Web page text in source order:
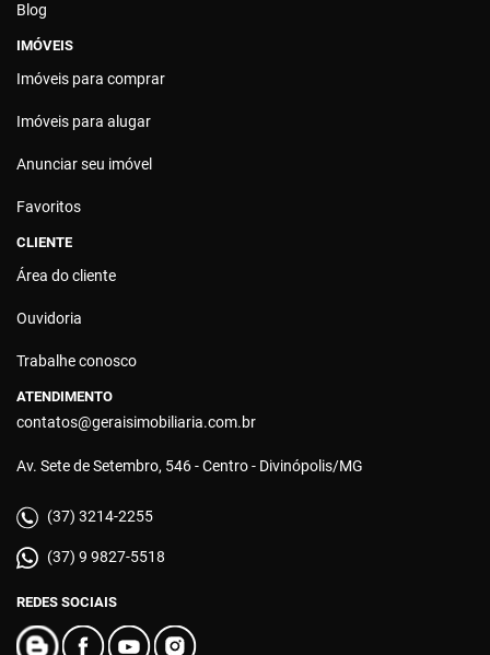
Blog
IMÓVEIS
Imóveis para comprar
Imóveis para alugar
Anunciar seu imóvel
Favoritos
CLIENTE
Área do cliente
Ouvidoria
Trabalhe conosco
ATENDIMENTO
contatos@geraisimobiliaria.com.br
Av. Sete de Setembro, 546 - Centro - Divinópolis/MG
(37) 3214-2255
(37) 9 9827-5518
REDES SOCIAIS